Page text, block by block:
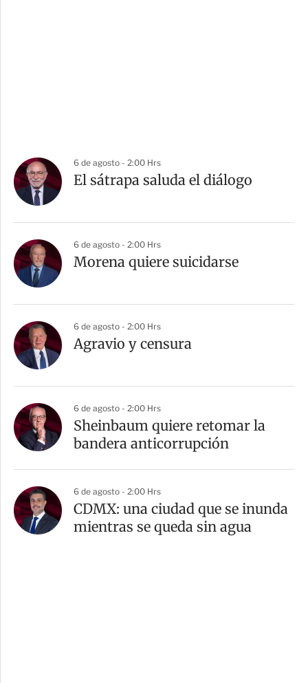
6 de agosto - 2:00 Hrs
El sátrapa saluda el diálogo
6 de agosto - 2:00 Hrs
Morena quiere suicidarse
6 de agosto - 2:00 Hrs
Agravio y censura
6 de agosto - 2:00 Hrs
Sheinbaum quiere retomar la
bandera anticorrupción
6 de agosto - 2:00 Hrs
CDMX: una ciudad que se inunda
mientras se queda sin agua